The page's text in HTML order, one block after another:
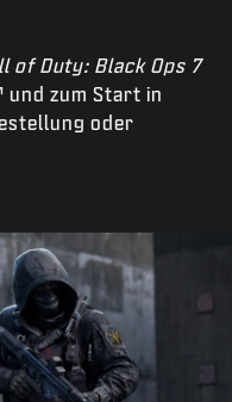
of Duty: Black Ops 7
und zum Start in
oder